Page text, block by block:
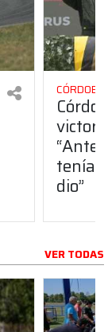
dio”
VER TODAS